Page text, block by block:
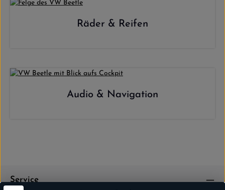
Räder & Reifen
Audio & Navigation
Service